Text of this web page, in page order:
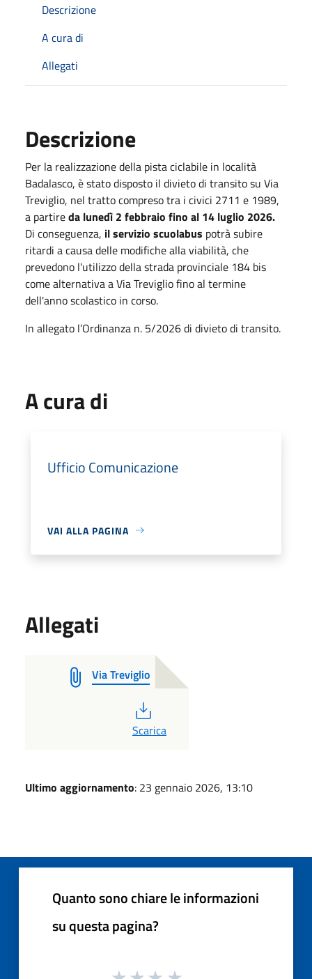
Descrizione
A cura di
Allegati
Descrizione
Per la realizzazione della pista ciclabile in località
Badalasco, è statodisposto il divieto di transitosu Via
Treviglio, nel trattocompreso tra i civici 2711 e 1989,
a partireda lunedì 2 febbraio fino al 14 luglio 2026.
Di conseguenza, il servizio scuolabus potràsubire
ritardi a causa delle modificheallaviabilità, che
prevedono l'utilizzo della strada provinciale 184 bis
comealternativa a Via Treviglio fino al termine
dell'annoscolastico in corso.
In allegato l’Ordinanza n. 5/2026 di divieto di transito.
A cura di
Ufficio Comunicazione
VAI ALLA PAGINA
Allegati
Via Treviglio
PDF
Scarica
Ultimo aggiornamento: 23 gennaio 2026, 13:10
Quanto sono chiare le informazioni
su questa pagina?